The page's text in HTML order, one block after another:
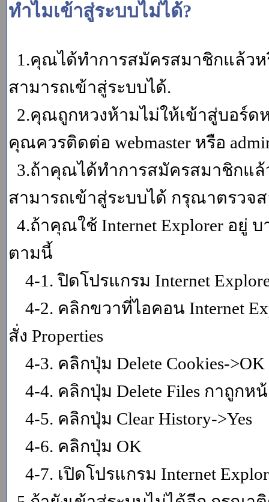
ทำไมเข้าสู่ระบบไม่ได้?
1.คุณได้ทำการสมัครสมาชิกแล้ว
สามารถเข้าสู่ระบบได้.
2.คุณถูกหวงห้ามไม่ให้เข้าสู่บอร์ด
คุณควรติดต่อ webmaster หรือ
3.ถ้าคุณได้ทำการสมัครสมาชิกแ
สามารถเข้าสู่ระบบได้ กรุณาตรวจส
4.ถ้าคุณใช้ Internet Explorer อยู่
ตามนี้
4-1. ปิดโปรแกรม Internet
4-2. คลิกขวาที่ไอคอน Internet
สั่ง Properties
4-3. คลิกปุ่ม Delete Cookies->OK
4-4. คลิกปุ่ม Delete Files กาถูกหน้
4-5. คลิกปุ่ม Clear History->Yes
4-6. คลิกปุ่ม OK
4-7. เปิดโปรแกรม Internet